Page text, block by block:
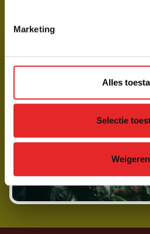
Marketing
Alles
Selectie
Weigeren
BE KIND TO